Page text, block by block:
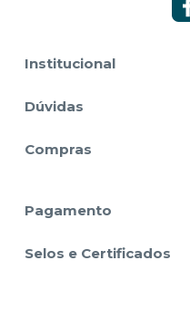
Institucional
Dúvidas
Compras
Pagamento
Selos e Certificados